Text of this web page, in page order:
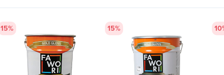
15% 15% 10